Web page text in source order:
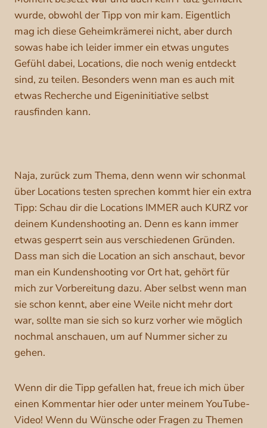
wurde, obwohl der Tipp von mir kam. Eigentlich
mag ich diese Geheimkrämerei nicht, aber durch
sowas habe ich leider immer ein etwas ungutes
Gefühl dabei, Locations, die noch wenig entdeckt
sind, zu teilen. Besonders wenn man es auch mit
etwas Recherche und Eigeninitiative selbst
rausfinden kann.
Naja, zurück zum Thema, denn wenn wir schonmal
über Locations testen sprechen kommt hier ein extra
Tipp: Schau dir die Locations IMMER auch KURZ vor
deinem Kundenshooting an. Denn es kann immer
etwas gesperrt sein aus verschiedenen Gründen.
Dass man sich die Location an sich anschaut, bevor
man ein Kundenshooting vor Ort hat, gehört für
mich zur Vorbereitung dazu. Aber selbst wenn man
sie schon kennt, aber eine Weile nicht mehr dort
war, sollte man sie sich so kurz vorher wie möglich
nochmal anschauen, um auf Nummer sicher zu
gehen.
Wenn dir die Tipp gefallen hat, freue ich mich über
einen Kommentar hier oder unter meinem YouTube-
Video! Wenn du Wünsche oder Fragen zu Themen